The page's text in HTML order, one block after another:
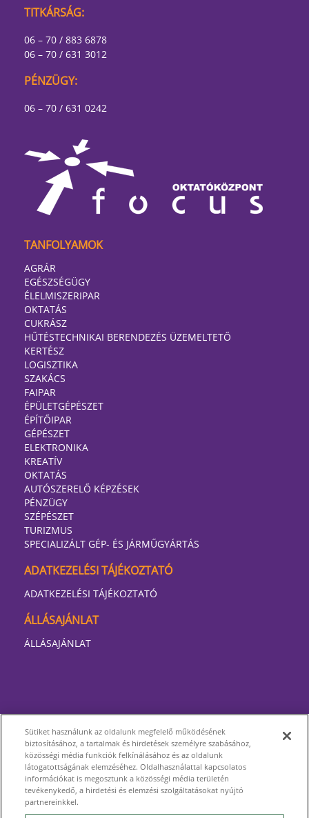
TITKÁRSÁG:
06 – 70 / 883 6878
06 – 70 / 631 3012
PÉNZÜGY:
06 – 70 / 631 0242
TANFOLYAMOK
AGRÁR
EGÉSZSÉGÜGY
ÉLELMISZERIPAR
OKTATÁS
CUKRÁSZ
HŰTÉSTECHNIKAI BERENDEZÉS ÜZEMELTETŐ
KERTÉSZ
LOGISZTIKA
SZAKÁCS
FAIPAR
ÉPÜLETGÉPÉSZET
ÉPÍTŐIPAR
GÉPÉSZET
ELEKTRONIKA
KREATÍV
OKTATÁS
AUTÓSZERELŐ KÉPZÉSEK
PÉNZÜGY
SZÉPÉSZET
TURIZMUS
SPECIALIZÁLT GÉP- ÉS JÁRMŰGYÁRTÁS
ADATKEZELÉSI TÁJÉKOZTATÓ
ADATKEZELÉSI TÁJÉKOZTATÓ
ÁLLÁSAJÁNLAT
ÁLLÁSAJÁNLAT
Sütiket használunk az oldalunk megfelelő működésének
biztosításához, a tartalmak és hirdetések személyre szabásához,
közösségi média funkciók felkínálásához és az oldalunk
látogatottságának elemzéséhez. Oldalhasználattal kapcsolatos
információkat is megosztunk a közösségi média területén
tevékenykedő, a hirdetési és elemzési szolgáltatásokat nyújtó
partnereinkkel.